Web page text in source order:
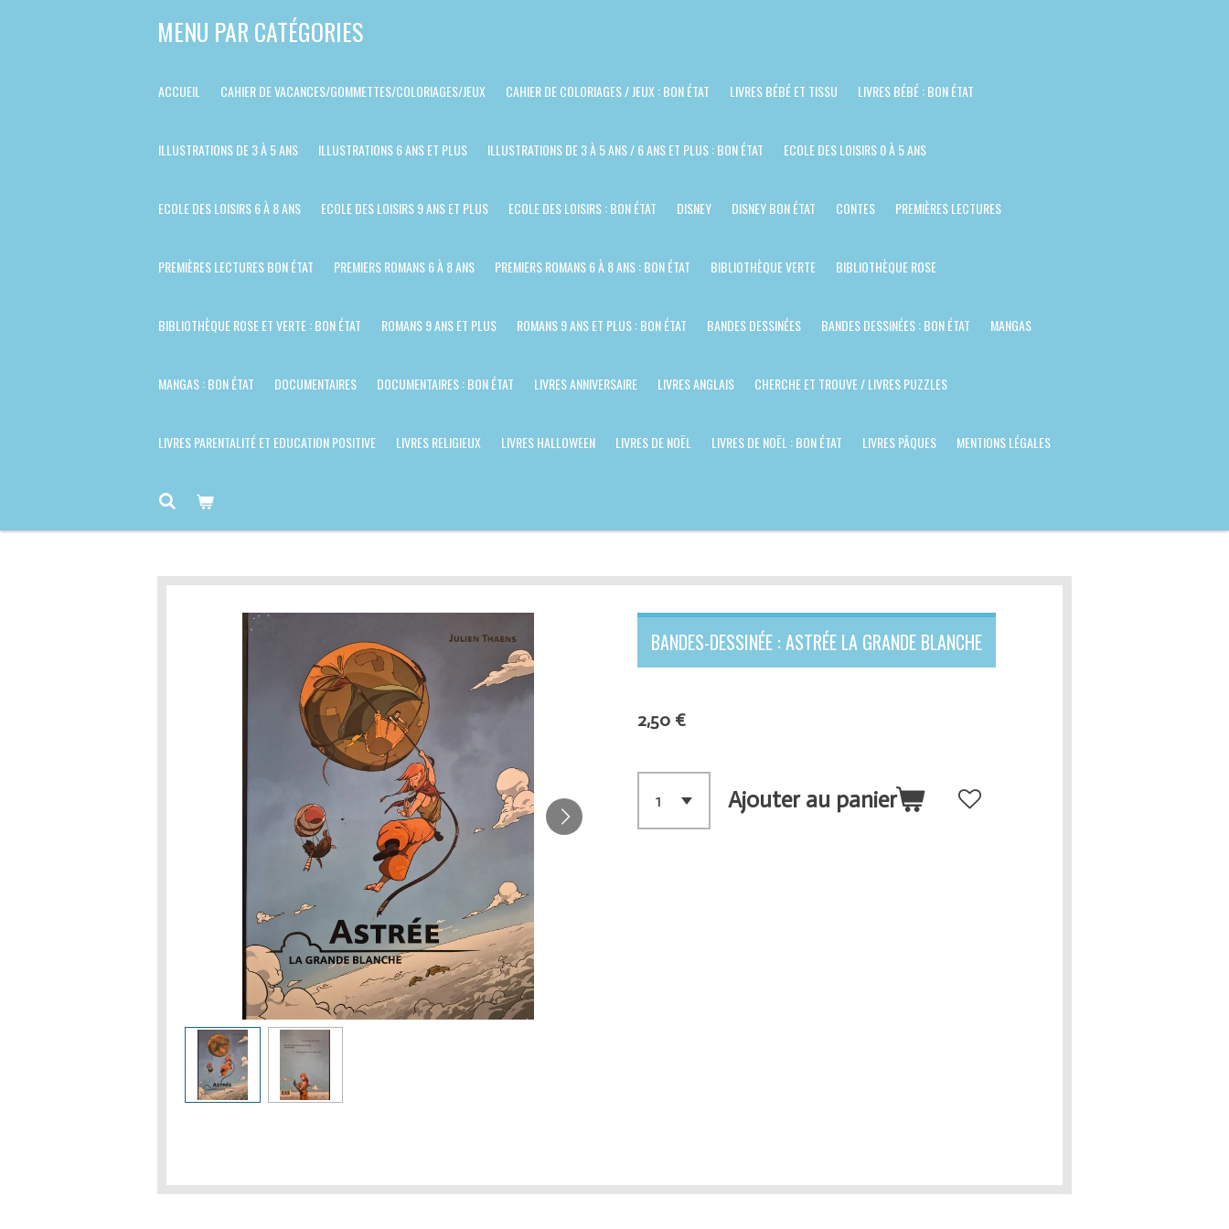
MENU PAR CATÉGORIES
ACCUEIL CAHIER DE VACANCES/GOMMETTES/COLORIAGES/JEUX CAHIER DE COLORIAGES / JEUX : BON ÉTAT LIVRES BÉBÉ ET TISSU LIVRES BÉBÉ : BON ÉTAT
ILLUSTRATIONS DE 3 À 5 ANS ILLUSTRATIONS 6 ANS ET PLUS ILLUSTRATIONS DE 3 À 5 ANS / 6 ANS ET PLUS : BON ÉTAT ECOLE DES LOISIRS 0 À 5 ANS
ECOLE DES LOISIRS 6 À 8 ANS ECOLE DES LOISIRS 9 ANS ET PLUS ECOLE DES LOISIRS : BON ÉTAT DISNEY DISNEY BON ÉTAT CONTES PREMIÈRES LECTURES
PREMIÈRES LECTURES BON ÉTAT PREMIERS ROMANS 6 À 8 ANS PREMIERS ROMANS 6 À 8 ANS : BON ÉTAT BIBLIOTHÈQUE VERTE BIBLIOTHÈQUE ROSE
BIBLIOTHÈQUE ROSE ET VERTE : BON ÉTAT ROMANS 9 ANS ET PLUS ROMANS 9 ANS ET PLUS : BON ÉTAT BANDES DESSINÉES BANDES DESSINÉES : BON ÉTAT MANGAS
MANGAS : BON ÉTAT DOCUMENTAIRES DOCUMENTAIRES : BON ÉTAT LIVRES ANNIVERSAIRE LIVRES ANGLAIS CHERCHE ET TROUVE / LIVRES PUZZLES
LIVRES PARENTALITÉ ET EDUCATION POSITIVE LIVRES RELIGIEUX LIVRES HALLOWEEN LIVRES DE NOËL LIVRES DE NOËL : BON ÉTAT LIVRES PÂQUES MENTIONS LÉGALES
BANDES-DESSINÉE : ASTRÉE LA GRANDE BLANCHE
2,50 €
Ajouter au panier